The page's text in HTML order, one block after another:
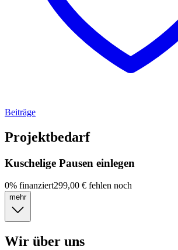
Beiträge
Projektbedarf
Kuschelige Pausen einlegen
0% finanziert299,00 € fehlen noch
mehr
Wir über uns